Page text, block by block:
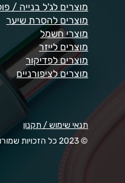
מוצרים לג'ל בנייה /
מוצרים להסרת שיער
מוצרי חשמל
מוצרים לייזר
מוצרים לפדיקור
מוצרים לציפורניים
תנאי שימוש / תקנון
© 2023 כל הזכויות שמורות ל - Doma Cosmetics